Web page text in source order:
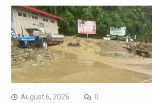
August 6, 2026 0